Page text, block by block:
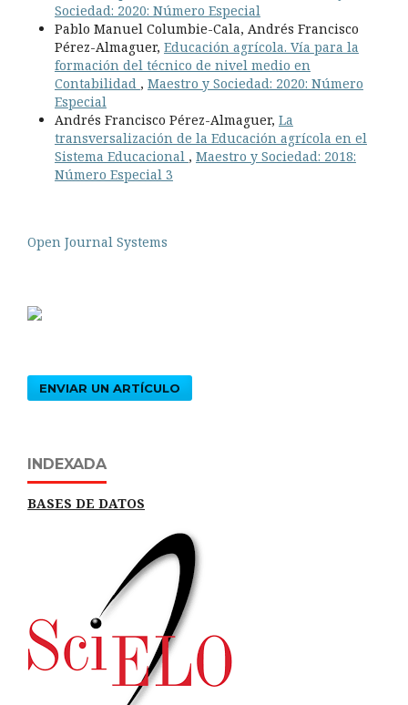
Sociedad: 2020: Número Especial
Pablo Manuel Columbie-Cala, Andrés Francisco
Pérez-Almaguer, Educación agrícola. Vía para la
formación del técnico de nivel medio en
Contabilidad , Maestro y Sociedad: 2020: Número
Especial
Andrés Francisco Pérez-Almaguer, La
transversalización de la Educación agrícola en el
Sistema Educacional , Maestro y Sociedad: 2018:
Número Especial 3
Open Journal Systems
ENVIAR UN ARTÍCULO
INDEXADA
BASES DE DATOS